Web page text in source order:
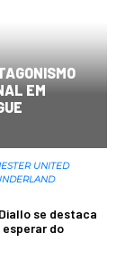
EM
UNITED
se destaca
esperar do